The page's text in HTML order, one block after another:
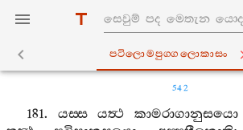
පටිලොමපුග‍්ගලොකාසං
542
181. යස‍්ස යත්‍ථ කාමරාගානුසයො